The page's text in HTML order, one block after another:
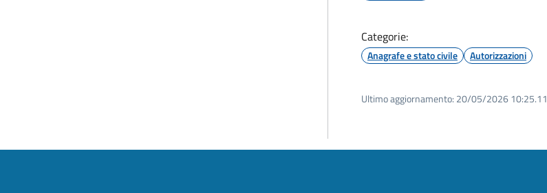
Categorie:
Anagrafe e stato civile Autorizzazioni
Ultimo aggiornamento: 20/05/2026 10:25.11